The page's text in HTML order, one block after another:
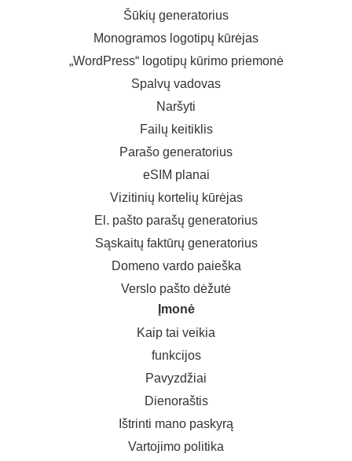
Šūkių generatorius
Monogramos logotipų kūrėjas
„WordPress“ logotipų kūrimo priemonė
Spalvų vadovas
Naršyti
Failų keitiklis
Parašo generatorius
eSIM planai
Vizitinių kortelių kūrėjas
El. pašto parašų generatorius
Sąskaitų faktūrų generatorius
Domeno vardo paieška
Verslo pašto dėžutė
Įmonė
Kaip tai veikia
funkcijos
Pavyzdžiai
Dienoraštis
Ištrinti mano paskyrą
Vartojimo politika